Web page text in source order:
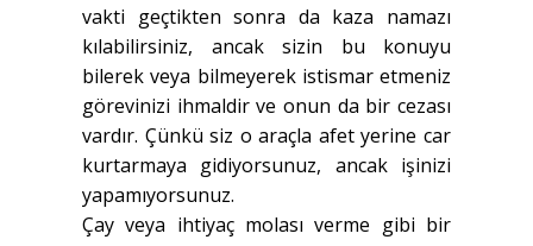
vakti geçtikten sonra da kaza namazı
kılabilirsiniz, ancak sizin bu konuyu
bilerek veya bilmeyerek istismar etmeniz
görevinizi ihmaldir ve onun da bir cezası
vardır. Çünkü siz o araçla afet yerine car
kurtarmaya gidiyorsunuz, ancak işinizi
yapamıyorsunuz.
Çay veya ihtiyaç molası verme gibi bir